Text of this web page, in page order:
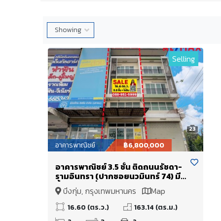
23
Selling
อาคารพาณิชย์ ฿6,800,000
อาคารพาณิชย์ 3.5 ชั้น ติดถนนรัชดา-
รามอินทรา (ปากซอยนวมินทร์ 74) มี
ชั้นใต้ดิน มีที่จอดรถ ทำเลดีเดินทาง
สะดวก เกษตรฯ - รามอินทรา -
บางกะปิ - หลักสี่
บึงกุ่ม, กรุงเทพมหานคร Map
16.60 (ตร.ว.)
163.14 (ตร.ม.)